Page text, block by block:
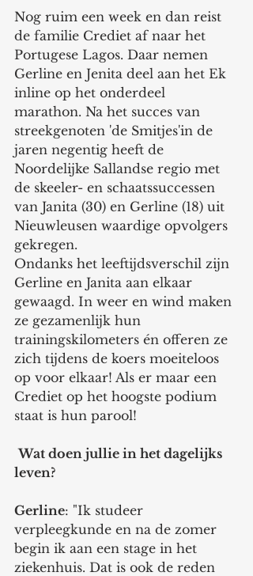
Nog ruim een week en dan reist
de familie Crediet af naar het
Portugese Lagos. Daar nemen
Gerline en Jenita deel aan het Ek
inline op het onderdeel
marathon. Na het succes van
streekgenoten 'de Smitjes'in de
jaren negentig heeft de
Noordelijke Sallandse regio met
de skeeler- en schaatssuccessen
van Janita (30) en Gerline (18) uit
Nieuwleusen waardige opvolgers
gekregen.
Ondanks het leeftijdsverschil zijn
Gerline en Janita aan elkaar
gewaagd. In weer en wind maken
ze gezamenlijk hun
trainingskilometers én offeren ze
zich tijdens de koers moeiteloos
op voor elkaar! Als er maar een
Crediet op het hoogste podium
staat is hun parool!
Wat doen jullie in het dagelijks
leven?
Gerline: "Ik studeer
verpleegkunde en na de zomer
begin ik aan een stage in het
ziekenhuis. Dat is ook de reden